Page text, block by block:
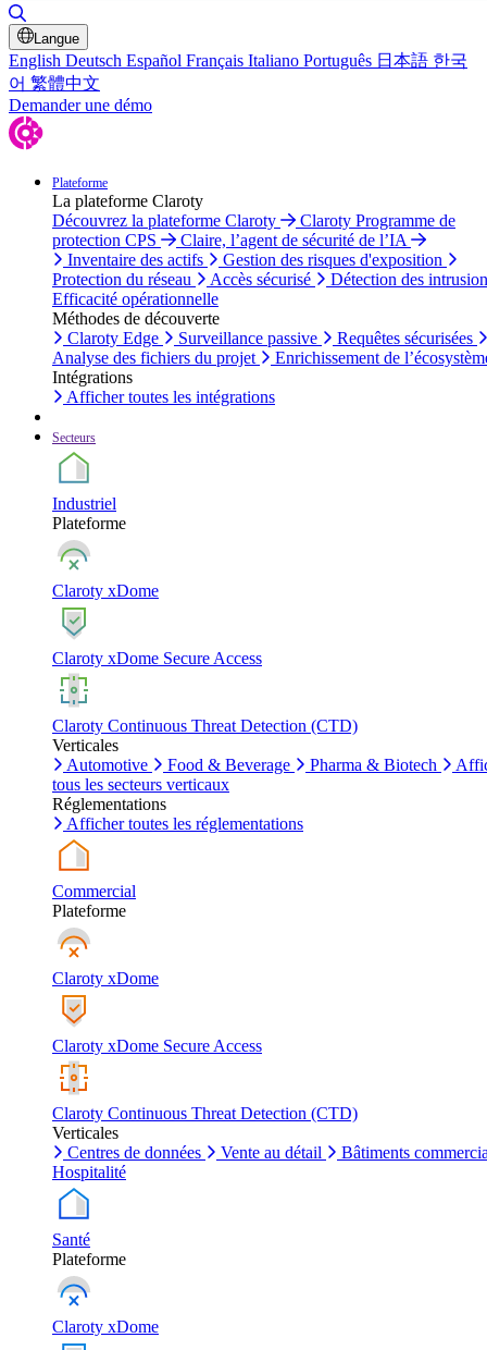
Langue
English Deutsch Español Français Italiano Português 日本語 한국
어 繁體中文
Demander une démo
Plateforme
La plateforme Claroty
Découvrez la plateforme Claroty
Claroty Programme de
protection CPS
Claire, l’agent de sécurité de l’IA
Inventaire des actifs
Gestion des risques d'exposition
Protection du réseau
Accès sécurisé
Détection des
Efficacité opérationnelle
Méthodes de découverte
Claroty Edge
Surveillance passive
Requêtes sécurisées
Analyse des fichiers du projet
Enrichissement de
Intégrations
Afficher toutes les intégrations
Secteurs
Industriel
Plateforme
Claroty xDome
Claroty xDome Secure Access
Claroty Continuous Threat Detection (CTD)
Verticales
Automotive
Food & Beverage Pharma & Biotech
tous les secteurs verticaux
Réglementations
Afficher toutes les réglementations
Commercial
Plateforme
Claroty xDome
Claroty xDome Secure Access
Claroty Continuous Threat Detection (CTD)
Verticales
Centres de données
Vente au détail
Bâtiments
Hospitalité
Santé
Plateforme
Claroty xDome